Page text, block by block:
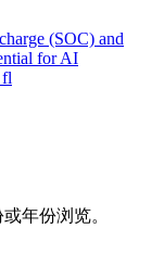
(SOC) and
for AI
fl
年份浏览。